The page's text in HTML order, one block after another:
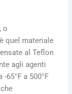
o
quel materiale
al Teflon
agli agenti
65°F a 500°F